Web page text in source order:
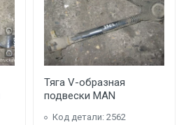
Тяга V-образная
подвески MAN
Код детали: 2562